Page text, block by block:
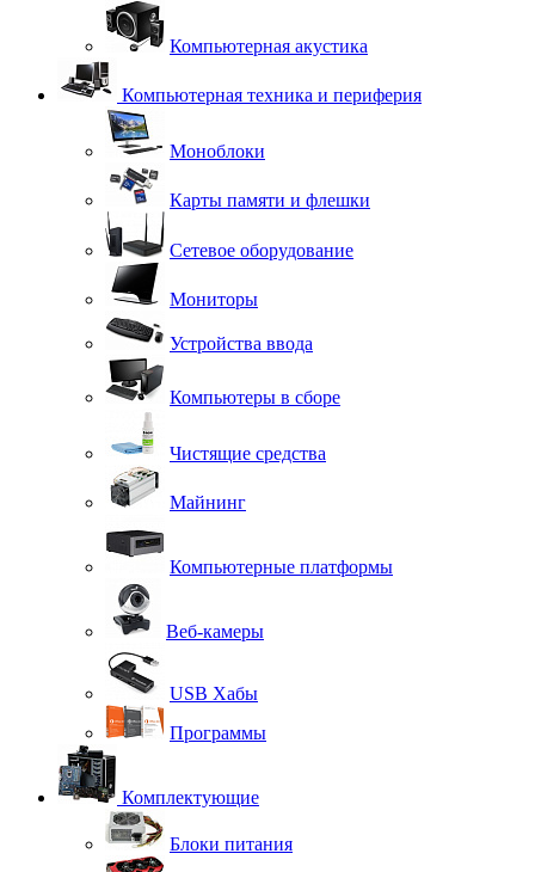
Компьютерная акустика
Компьютерная техника и периферия
Моноблоки
Карты памяти и флешки
Сетевое оборудование
Мониторы
Устройства ввода
Компьютеры в сборе
Чистящие средства
Майнинг
Компьютерные платформы
Веб-камеры
USB Хабы
Программы
Комплектующие
Блоки питания